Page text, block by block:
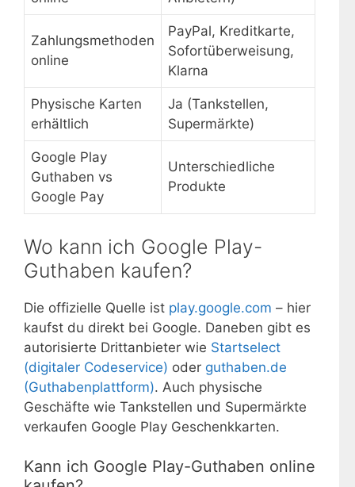
Zahlungsmethoden
online
PayPal, Kreditkarte,
Sofortüberweisung,
Klarna
Physische Karten
erhältlich
Ja (Tankstellen,
Supermärkte)
Google Play
Guthaben vs
Google Pay
Unterschiedliche
Produkte
Wo kann ich Google Play-
Guthaben kaufen?
Die offizielle Quelle ist play.google.com – hier
kaufst du direkt bei Google. Daneben gibt es
autorisierte Drittanbieter wie Startselect
(digitaler Codeservice) oder guthaben.de
(Guthabenplattform). Auch physische
Geschäfte wie Tankstellen und Supermärkte
verkaufen Google Play Geschenkkarten.
Kann ich Google Play-Guthaben online